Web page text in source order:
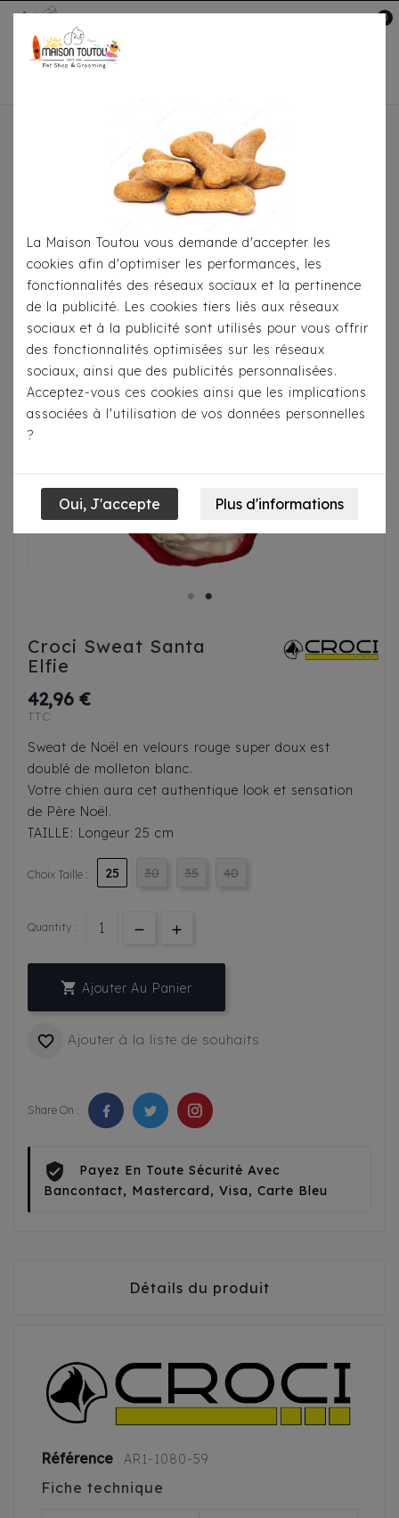
0
Habits
Croci Sweat Santa
Elfie
Croci Sweat Santa
Elfie
42,96 €
TTC
Sweat de Noël en velours rouge super doux est
doublé de molleton blanc.
Votre chien aura cet authentique look et sensation
de Père Noël.
TAILLE: Longeur 25 cm
Choix Taille : 25 30 35 40
Quantity :
 Ajouter Au Panier
 Ajouter à la liste de souhaits
Share On :
Payez En Toute Sécurité Avec
Bancontact, Mastercard, Visa, Carte Bleu
Détails du produit
Référence AR1-1080-59
Fiche technique
La Maison Toutou vous demande d'accepter les
cookies afin d'optimiser les performances, les
fonctionnalités des réseaux sociaux et la pertinence
de la publicité. Les cookies tiers liés aux réseaux
sociaux et à la publicité sont utilisés pour vous offrir
des fonctionnalités optimisées sur les réseaux
sociaux, ainsi que des publicités personnalisées.
Acceptez-vous ces cookies ainsi que les implications
associées à l'utilisation de vos données personnelles
?